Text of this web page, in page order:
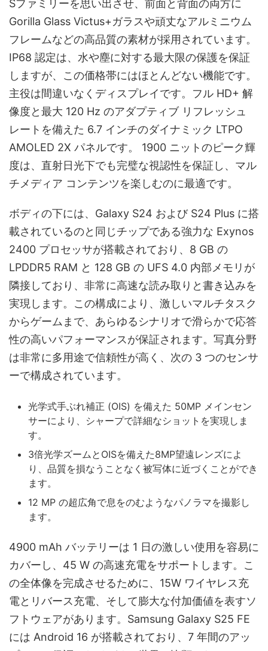
Sファミリーを思い出させ、前面と背面の両方に
Gorilla Glass Victus+ガラスや頑丈なアルミニウム
フレームなどの高品質の素材が採用されています。
IP68 認定は、水や塵に対する最大限の保護を保証
しますが、この価格帯にはほとんどない機能です。
主役は間違いなくディスプレイです。フル HD+ 解
像度と最大 120 Hz のアダプティブ リフレッシュ
レートを備えた 6.7 インチのダイナミック LTPO
AMOLED 2X パネルです。 1900 ニットのピーク輝
度は、直射日光下でも完璧な視認性を保証し、マル
チメディア コンテンツを楽しむのに最適です。
ボディの下には、Galaxy S24 および S24 Plus に搭
載されているのと同じチップである強力な Exynos
2400 プロセッサが搭載されており、8 GB の
LPDDR5 RAM と 128 GB の UFS 4.0 内部メモリが
隣接しており、非常に高速な読み取りと書き込みを
実現します。この構成により、激しいマルチタスク
からゲームまで、あらゆるシナリオで滑らかで応答
性の高いパフォーマンスが保証されます。写真分野
は非常に多用途で信頼性が高く、次の 3 つのセンサ
ーで構成されています。
光学式手ぶれ補正 (OIS) を備えた 50MP メインセン
サーにより、シャープで詳細なショットを実現しま
す。
3倍光学ズームとOISを備えた8MP望遠レンズによ
り、品質を損なうことなく被写体に近づくことができ
ます。
12 MP の超広角で息をのむようなパノラマを撮影し
ます。
4900 mAh バッテリーは 1 日の激しい使用を容易に
カバーし、45 W の高速充電をサポートします。こ
の全体像を完成させるために、15W ワイヤレス充
電とリバース充電、そして膨大な付加価値を表すソ
フトウェアがあります。Samsung Galaxy S25 FE
には Android 16 が搭載されており、7 年間のアッ